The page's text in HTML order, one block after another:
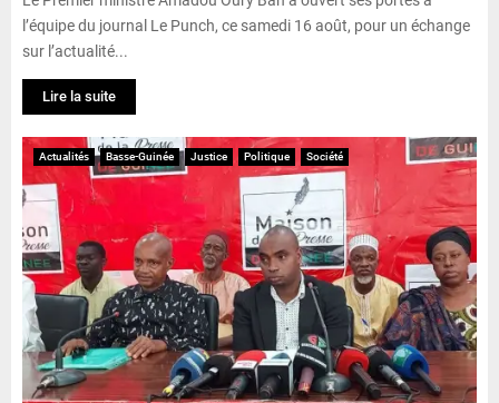
l’équipe du journal Le Punch, ce samedi 16 août, pour un échange
sur l’actualité...
Lire la suite
Actualités Basse-Guinée Justice Politique Société